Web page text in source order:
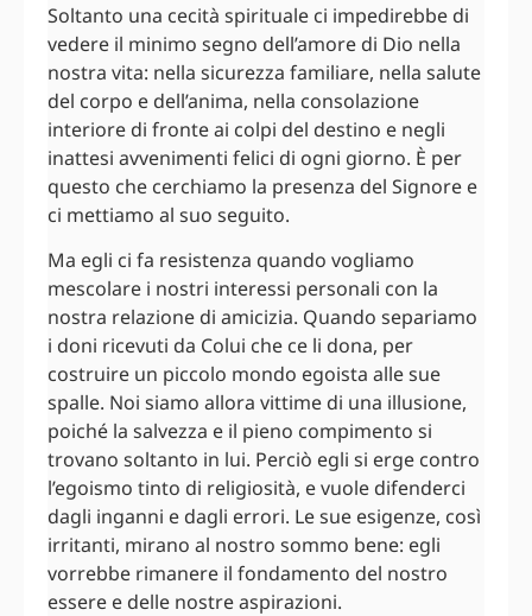
Soltanto una cecità spirituale ci impedirebbe di
vedere il minimo segno dell’amore di Dio nella
nostra vita: nella sicurezza familiare, nella salute
del corpo e dell’anima, nella consolazione
interiore di fronte ai colpi del destino e negli
inattesi avvenimenti felici di ogni giorno. È per
questo che cerchiamo la presenza del Signore e
ci mettiamo al suo seguito.
Ma egli ci fa resistenza quando vogliamo
mescolare i nostri interessi personali con la
nostra relazione di amicizia. Quando separiamo
i doni ricevuti da Colui che ce li dona, per
costruire un piccolo mondo egoista alle sue
spalle. Noi siamo allora vittime di una illusione,
poiché la salvezza e il pieno compimento si
trovano soltanto in lui. Perciò egli si erge contro
l’egoismo tinto di religiosità, e vuole difenderci
dagli inganni e dagli errori. Le sue esigenze, così
irritanti, mirano al nostro sommo bene: egli
vorrebbe rimanere il fondamento del nostro
essere e delle nostre aspirazioni.